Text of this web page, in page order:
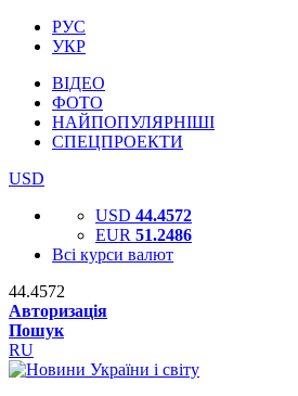
РУС
УКР
ВІДЕО
ФОТО
НАЙПОПУЛЯРНІШІ
СПЕЦПРОЕКТИ
USD
USD 44.4572
EUR 51.2486
Всі курси валют
44.4572
Авторизація
Пошук
RU